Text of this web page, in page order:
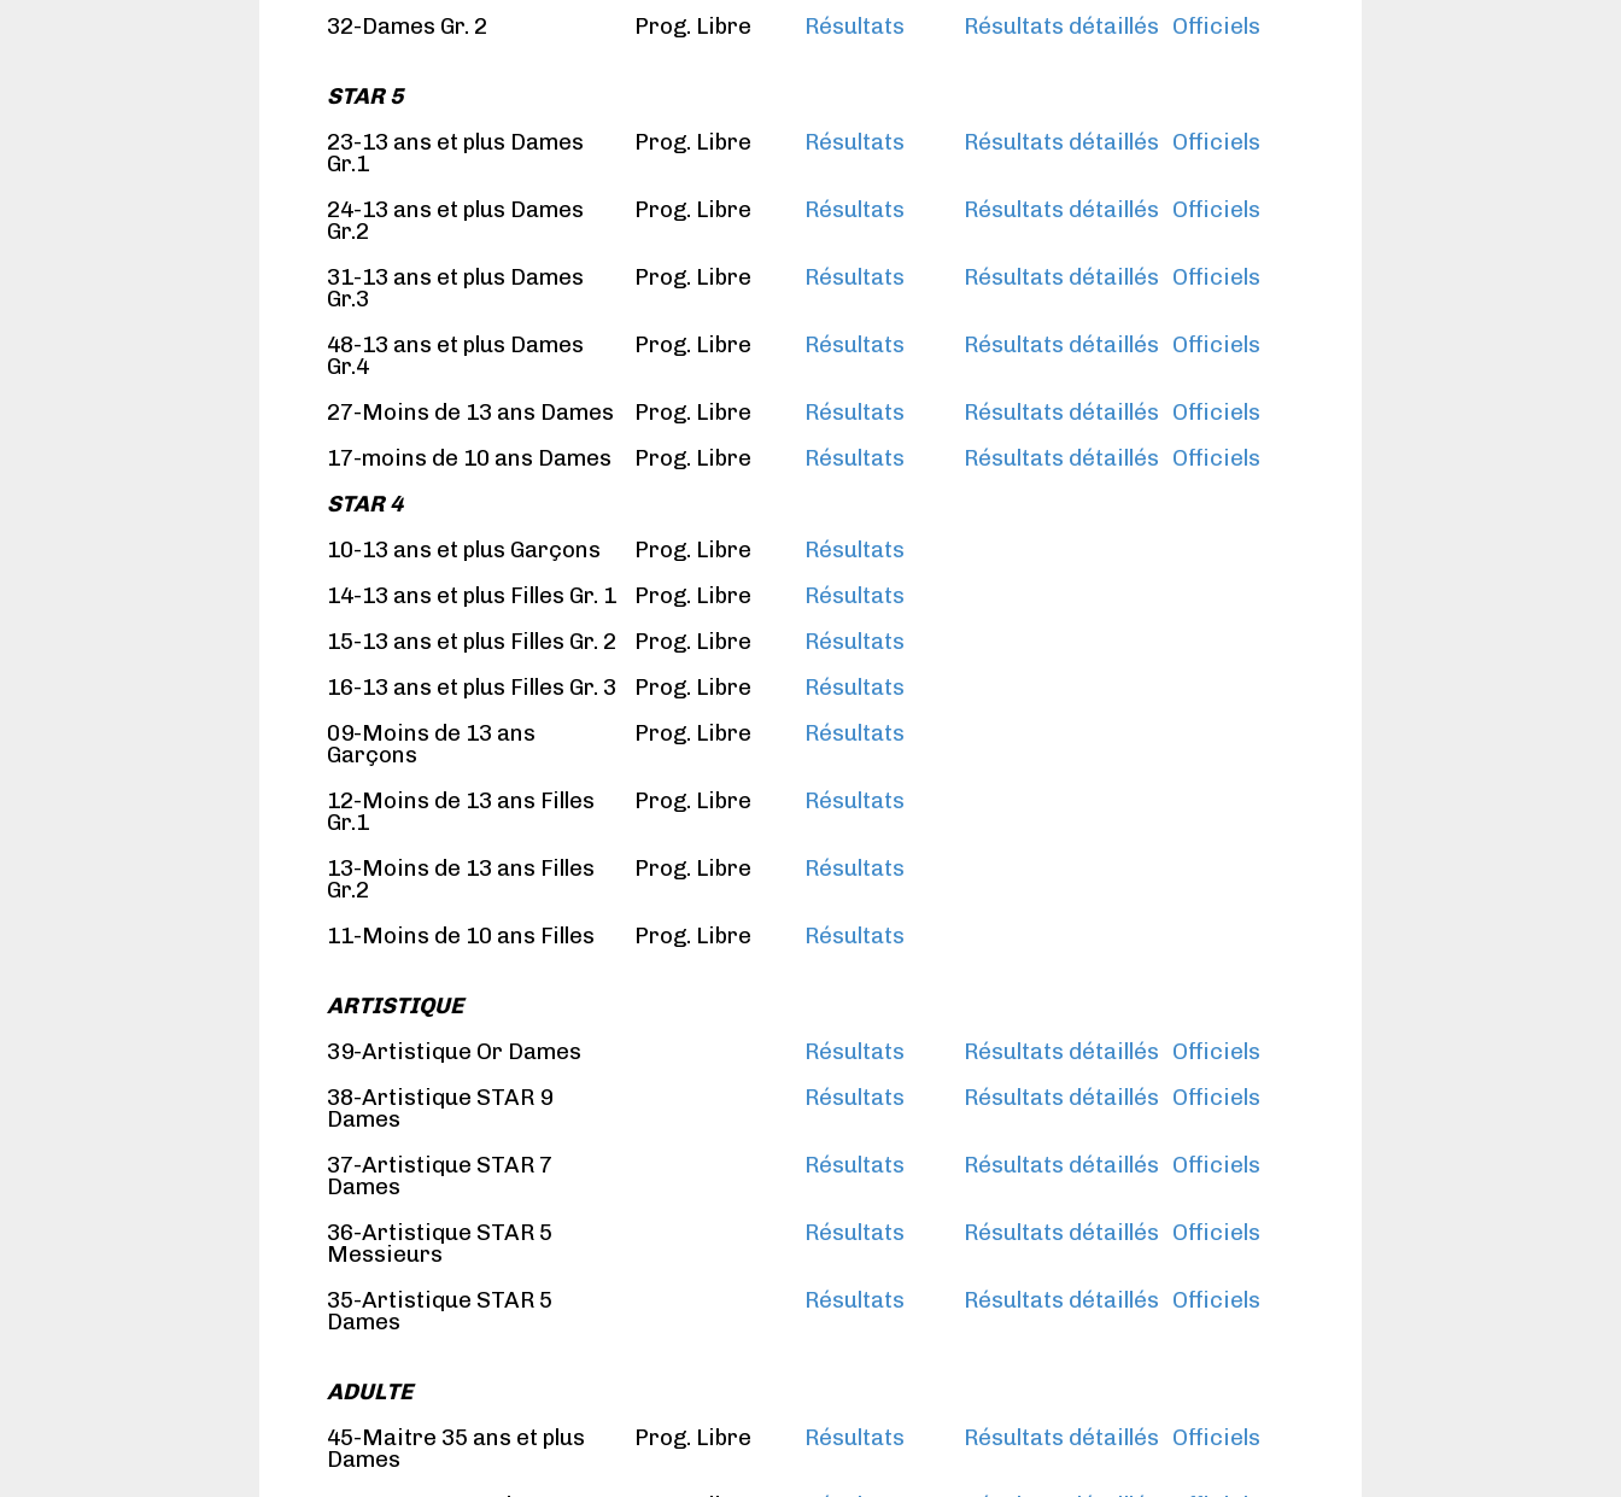
32-Dames Gr. 2
Prog. Libre Résultats Résultats détaillés Officiels
STAR 5
23-13 ans et plus Dames
Gr.1
Prog. Libre Résultats Résultats détaillés Officiels
24-13 ans et plus Dames
Gr.2
Prog. Libre Résultats Résultats détaillés Officiels
31-13 ans et plus Dames
Gr.3
Prog. Libre Résultats Résultats détaillés Officiels
48-13 ans et plus Dames
Gr.4
Prog. Libre Résultats Résultats détaillés Officiels
27-Moins de 13 ans Dames Prog. Libre Résultats Résultats détaillés Officiels
17-moins de 10 ans Dames
Prog. Libre Résultats Résultats détaillés Officiels
STAR 4
10-13 ans et plus Garçons
Prog. Libre
Résultats
14-13 ans et plus Filles Gr. 1
Prog. Libre
Résultats
15-13 ans et plus Filles Gr. 2
Prog. Libre
Résultats
16-13 ans et plus Filles Gr. 3
Prog. Libre
Résultats
09-Moins de 13 ans
Garçons
Prog. Libre Résultats
12-Moins de 13 ans Filles
Gr.1
Prog. Libre Résultats
13-Moins de 13 ans Filles
Gr.2
Prog. Libre Résultats
11-Moins de 10 ans Filles Prog. Libre Résultats
ARTISTIQUE
39-Artistique Or Dames
Résultats Résultats détaillés Officiels
38-Artistique STAR 9
Dames
Résultats Résultats détaillés Officiels
37-Artistique STAR 7
Dames
Résultats Résultats détaillés Officiels
36-Artistique STAR 5
Messieurs
Résultats Résultats détaillés Officiels
35-Artistique STAR 5
Dames
Résultats Résultats détaillés Officiels
ADULTE
45-Maitre 35 ans et plus
Dames
Prog. Libre Résultats Résultats détaillés Officiels